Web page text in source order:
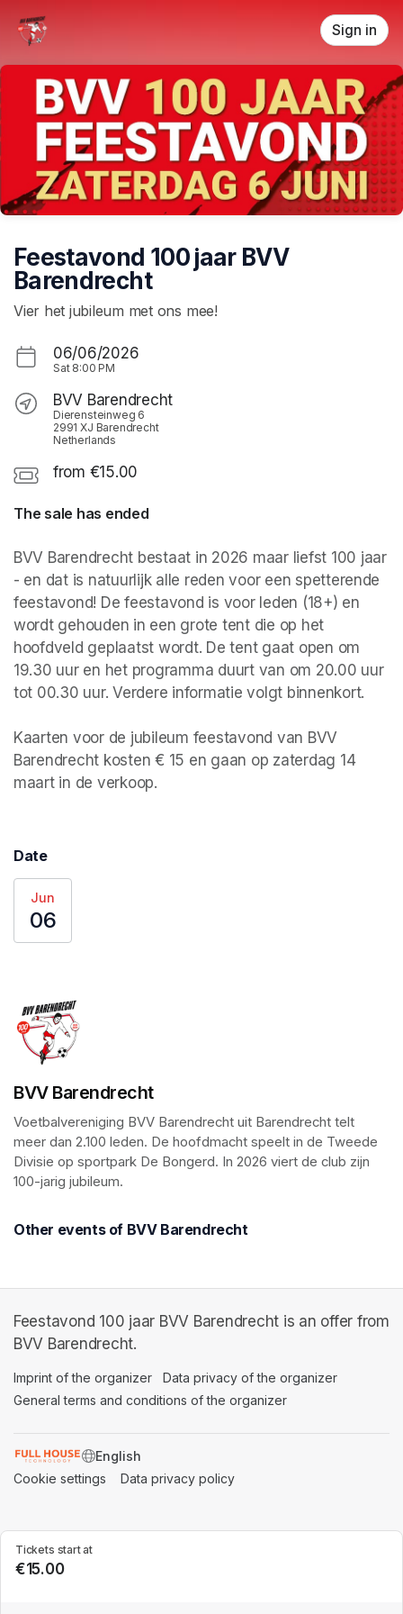
Sign in
Feestavond 100 jaar BVV
Barendrecht
Vier het jubileum met ons mee!
06/06/2026
Sat 8:00 PM
BVV Barendrecht
Dierensteinweg 6
2991 XJ Barendrecht
Netherlands
from €15.00
The sale has ended
BVV Barendrecht bestaat in 2026 maar liefst 100 jaar
- en dat is natuurlijk alle reden voor een spetterende
feestavond! De feestavond is voor leden (18+) en
wordt gehouden in een grote tent die op het
hoofdveld geplaatst wordt. De tent gaat open om
19.30 uur en het programma duurt van om 20.00 uur
tot 00.30 uur. Verdere informatie volgt binnenkort.
Kaarten voor de jubileum feestavond van BVV
Barendrecht kosten € 15 en gaan op zaterdag 14
maart in de verkoop.
Date
Jun
06
Tickets start at
€15.00
BVV Barendrecht
Voetbalvereniging BVV Barendrecht uit Barendrecht telt
meer dan 2.100 leden. De hoofdmacht speelt in de Tweede
Divisie op sportpark De Bongerd. In 2026 viert de club zijn
100-jarig jubileum.
Other events of BVV Barendrecht
Feestavond 100 jaar BVV Barendrecht is an offer from
BVV Barendrecht.
Imprint of the organizer (opens in a new tab)
Data privacy of the organizer
General terms and conditions of the organizer
SWITCH LANGUAGE
Cookie settings (opens in a new tab)
Data privacy policy